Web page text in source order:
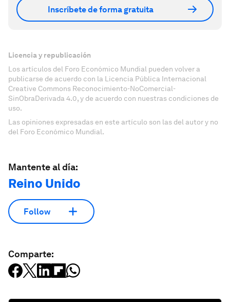
Inscríbete de forma gratuita
Licencia y republicación
Los artículos del Foro Económico Mundial pueden volver a
publicarse de acuerdo con la Licencia Pública Internacional
Creative Commons Reconocimiento-NoComercial-
SinObraDerivada 4.0, y de acuerdo con nuestras condiciones de
uso.
Las opiniones expresadas en este artículo son las del autor y no
del Foro Económico Mundial.
Mantente al día:
Reino Unido
Follow
Comparte: